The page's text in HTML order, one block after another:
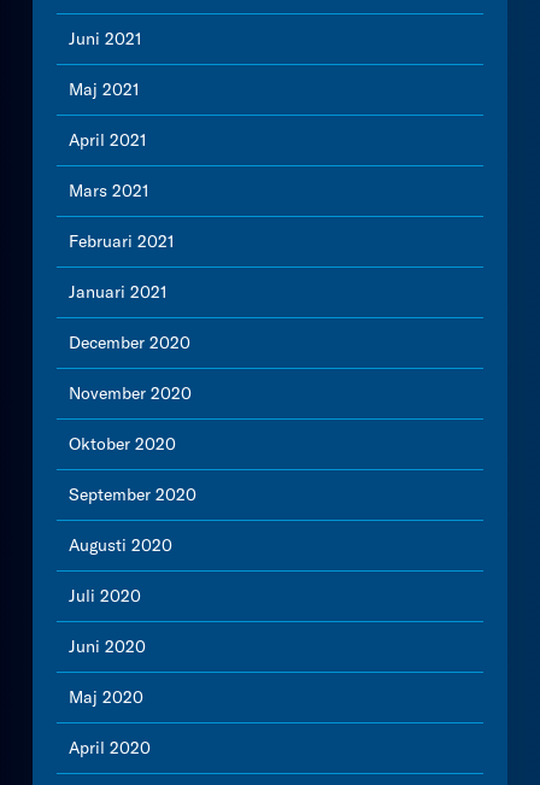
Juni 2021
Maj 2021
April 2021
Mars 2021
Februari 2021
Januari 2021
December 2020
November 2020
Oktober 2020
September 2020
Augusti 2020
Juli 2020
Juni 2020
Maj 2020
April 2020